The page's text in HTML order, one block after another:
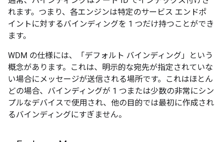
れます。つまり、各エンジンは特定のサービス エンドポ
イントに対するバインディングを 1 つだけ持つことができ
ます。
WDM の仕様には、「デフォルト バインディング」という
概念があります。これは、明示的な宛先が指定されていな
い場合にメッセージが送信される場所です。これはほとん
どの場合、バインディングが 1 つまたは少数の非常にシン
プルなデバイスで使用され、他の目的では最初に作成され
るバインディングにすぎません。